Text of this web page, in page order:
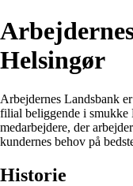
Helsingør
Arbejdernes Landsbank
filial beliggende i smukke
medarbejdere, der
kundernes behov på
Historie